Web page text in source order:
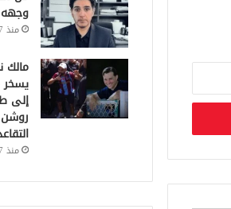
وجهه
منذ 7 ساعات
مالك
يسخر
إلى
روشن
منذ 7 ساعات